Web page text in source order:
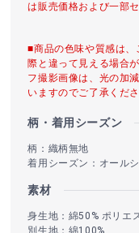
は販売価格および一部
■商品の色味や質感は、
際と違って見える場合
フ撮影画像は、光の加
いますのでご了承くださ
柄・着用シーズン
柄：織柄無地
着用シーズン：オール
素材
身生地：綿50% ポリエ
別生地：綿100%